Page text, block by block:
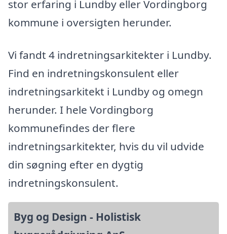
stor erfaring i Lundby eller Vordingborg
kommune i oversigten herunder.
Vi fandt 4 indretningsarkitekter i Lundby.
Find en indretningskonsulent eller
indretningsarkitekt i Lundby og omegn
herunder. I hele Vordingborg
kommunefindes der flere
indretningsarkitekter, hvis du vil udvide
din søgning efter en dygtig
indretningskonsulent.
Byg og Design - Holistisk